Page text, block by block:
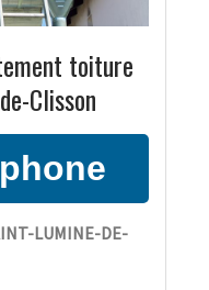
toiture
Clisson
LUMINE-DE-